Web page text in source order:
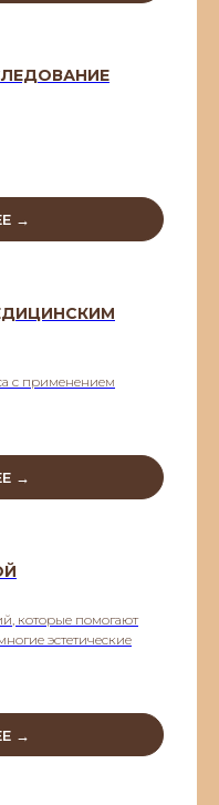
→
с применением
→
которые помогают
эстетические
→